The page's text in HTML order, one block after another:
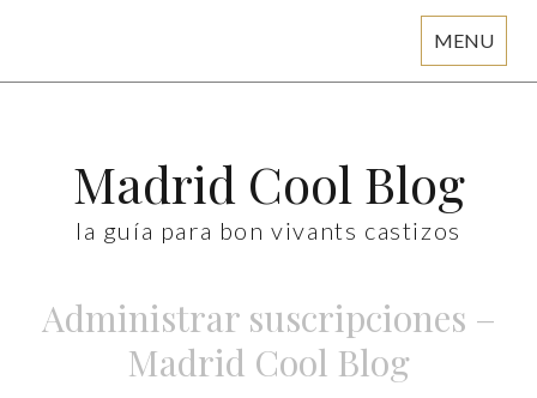
MENU
Madrid Cool Blog
la guía para bon vivants castizos
Administrar suscripciones –
Madrid Cool Blog